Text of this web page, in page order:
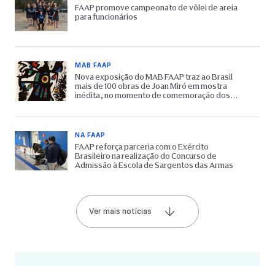
FAAP promove campeonato de vôlei de areia
para funcionários
MAB FAAP
Nova exposição do MAB FAAP traz ao Brasil
mais de 100 obras de Joan Miró em mostra
inédita, no momento de comemoração dos
NA FAAP
FAAP reforça parceria com o Exército
Brasileiro na realização do Concurso de
Admissão à Escola de Sargentos das Armas
Ver mais notícias